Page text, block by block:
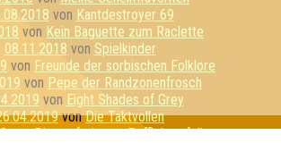
von Kantdestroyer 69
von Kein Baguette zum Raclette
08.11.2018 von Spielkinder
von Freunde der sorbischen Folklore
von Pepe der Randzonenfrosch
von Eight Shades of Grey
vonDie Taktvollen
vonDie perforierten Pufflolsterfolien